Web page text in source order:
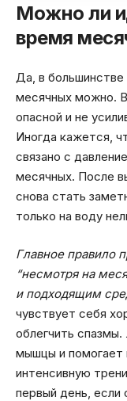
Можно ли
время
Да, в большинстве
месячных можно.
опасной и не
Иногда кажется,
связано с
месячных. После
снова стать
только на воду
Главное правило
“несмотря на
и подходящим
чувствует себя
облегчить
мышцы и помогает
интенсивную
первый день,